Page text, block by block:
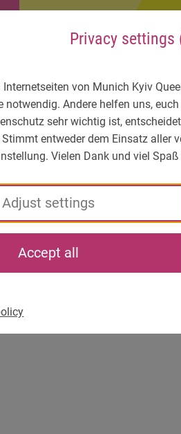
Privacy settings
von Munich Kyiv
notwendig. Andere helfen uns,
sehr wichtig ist,
Stimmt entweder dem Einsatz aller
Vielen Dank und viel
Adjust settings
Accept all
situation?